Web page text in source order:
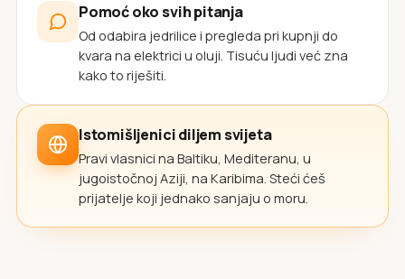
Pomoć oko svih pitanja
Od odabira jedrilice i pregleda pri kupnji do
kvara na elektrici u oluji. Tisuću ljudi već zna
kako to riješiti.
Istomišljenici diljem svijeta
Pravi vlasnici na Baltiku, Mediteranu, u
jugoistočnoj Aziji, na Karibima. Steći ćeš
prijatelje koji jednako sanjaju o moru.